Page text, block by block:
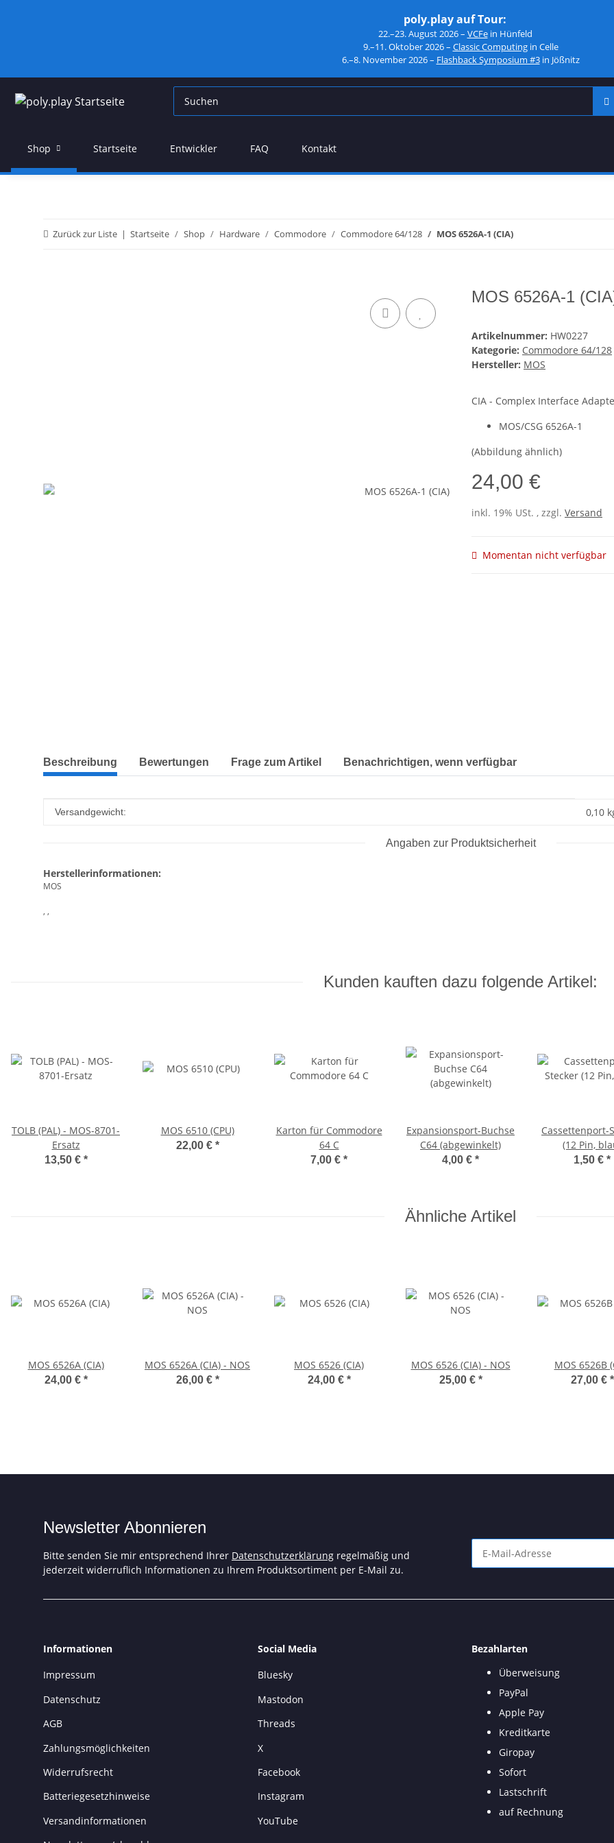
poly.play auf Tour:
22.–23. August 2026 – VCFein Hünfeld
9.–11. Oktober 2026 – Classic Computingin Celle
6.–8. November 2026 – Flashback Symposium #3in Jößnitz
Shop Startseite Entwickler FAQ Kontakt
Zurück zur Liste Startseite Shop Hardware Commodore Commodore 64/128 MOS 6526A-1 (CIA)
MOS 6526A-1
Artikelnummer: HW0227
Kategorie: Commodore 64/128
Hersteller: MOS
CIA - Complex Interface
MOS/CSG 6526A-1
(Abbildung ähnlich)
24,00 €
inkl. 19% USt. , zzgl. Versand
Momentan nicht verfügbar
weitere Registerkarten anzeigen
Beschreibung Bewertungen Frage zum Artikel Benachrichtigen, wenn verfügbar
Produkteigenschaft
Wert
Versandgewicht: 0,10
Angaben zur Produktsicherheit
Herstellerinformationen:
MOS
, ,
Kunden kauften dazu folgende Artikel:
TOLB (PAL) - MOS-8701-
Ersatz
13,50 € *
MOS 6510 (CPU)
22,00 € *
Karton für Commodore
64 C
7,00 € *
Expansionsport-Buchse
C64 (abgewinkelt)
4,00 € *
Cassettenport-
(12 Pin,
1,50 € *
Ähnliche Artikel
MOS 6526A (CIA)
24,00 € *
MOS 6526A (CIA) - NOS
26,00 € *
MOS 6526 (CIA)
24,00 € *
MOS 6526 (CIA) - NOS
25,00 € *
MOS 6526B
27,00 € *
Newsletter Abonnieren
Bitte senden Sie mir entsprechend Ihrer Datenschutzerklärung regelmäßig und
jederzeit widerruflich Informationen zu Ihrem Produktsortiment per E-Mail zu.
Informationen
Impressum
Datenschutz
AGB
Zahlungsmöglichkeiten
Widerrufsrecht
Batteriegesetzhinweise
Versandinformationen
Social Media
Bluesky
Mastodon
Threads
X
Facebook
Instagram
YouTube
Bezahlarten
Überweisung
PayPal
Apple Pay
Kreditkarte
Giropay
Sofort
Lastschrift
auf Rechnung